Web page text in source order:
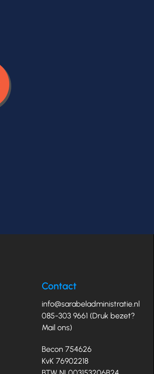
Contact
info@sarabeladministratie.nl
085-303 9661 (Druk bezet?
Mail ons)
Becon 754626
KvK 76902218